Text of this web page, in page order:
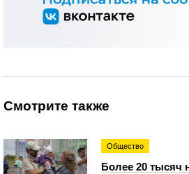
Смотрите также
Общество
Более 20 тысяч